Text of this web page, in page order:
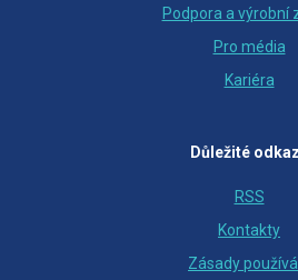
Podpora a výrobní
Pro média
Kariéra
Důležité
RSS
Kontakty
Zásady